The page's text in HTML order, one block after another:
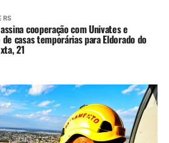
RS
cooperação com Univates e
casas temporárias para Eldorado do
21